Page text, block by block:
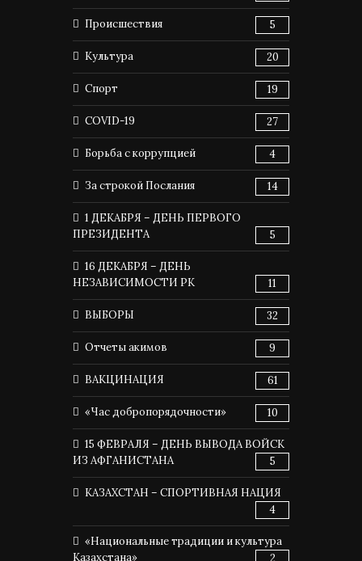
Происшествия 5
Культура 20
Спорт 19
COVID-19 27
Борьба с коррупцией 4
За строкой Послания 14
1 ДЕКАБРЯ – ДЕНЬ ПЕРВОГО
ПРЕЗИДЕНТА
5
16 ДЕКАБРЯ – ДЕНЬ
НЕЗАВИСИМОСТИ РК
11
ВЫБОРЫ 32
Отчеты акимов 9
ВАКЦИНАЦИЯ 61
«Час добропорядочности» 10
15 ФЕВРАЛЯ – ДЕНЬ ВЫВОДА ВОЙСК
ИЗ АФГАНИСТАНА
5
КАЗАХСТАН – СПОРТИВНАЯ НАЦИЯ
4
«Национальные традиции и культура
Казахстана»
2